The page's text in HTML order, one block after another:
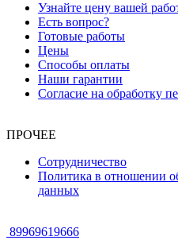
Узнайте цену вашей
Есть вопрос?
Готовые работы
Цены
Способы оплаты
Наши гарантии
Согласие на обработку
ПРОЧЕЕ
Сотрудничество
Политика в отношении
данных
89969619666